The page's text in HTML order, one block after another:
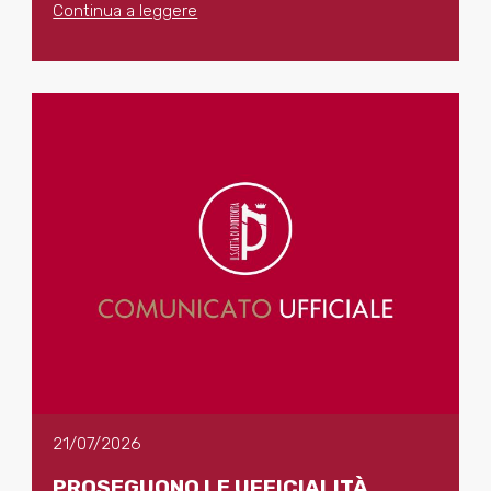
Continua a leggere
21/07/2026